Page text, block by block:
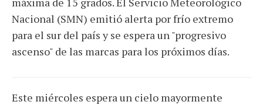
Nacional (SMN) emitió alerta por frío extremo
para el sur del país y se espera un "progresivo
ascenso" de las marcas para los próximos días.
Este miércoles espera un cielo mayormente